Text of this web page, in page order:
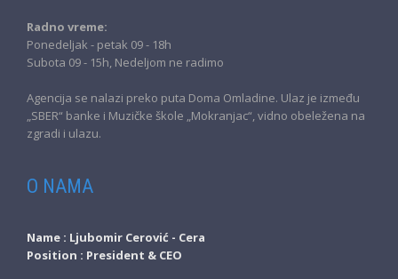
Radno vreme:
Ponedeljak - petak 09 - 18h
Subota 09 - 15h, Nedeljom ne radimo
Agencija se nalazi preko puta Doma Omladine. Ulaz je između
„SBER“ banke i Muzičke škole „Mokranjac“, vidno obeležena na
zgradi i ulazu.
O NAMA
Name : Ljubomir Cerović - Cera
Position : President & CEO